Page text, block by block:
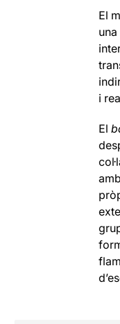
El
i
El